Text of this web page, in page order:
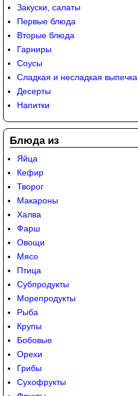
Закуски, салаты
Первые блюда
Вторые блюда
Гарниры
Соусы
Сладкая и несладкая выпечка
Десерты
Напитки
Блюда из
Яйца
Кефир
Творог
Макароны
Халва
Фарш
Овощи
Мясо
Птица
Субпродукты
Морепродукты
Рыба
Крупы
Бобовые
Орехи
Грибы
Сухофрукты